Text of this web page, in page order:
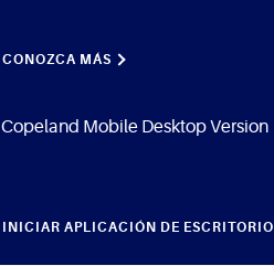
CONOZCA MÁS
Copeland Mobile Desktop Version
INICIAR APLICACIÓN DE ESCRITORIO